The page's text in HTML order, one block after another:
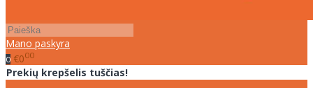
Mano paskyra
0 €000
Prekių krepšelis tuščias!